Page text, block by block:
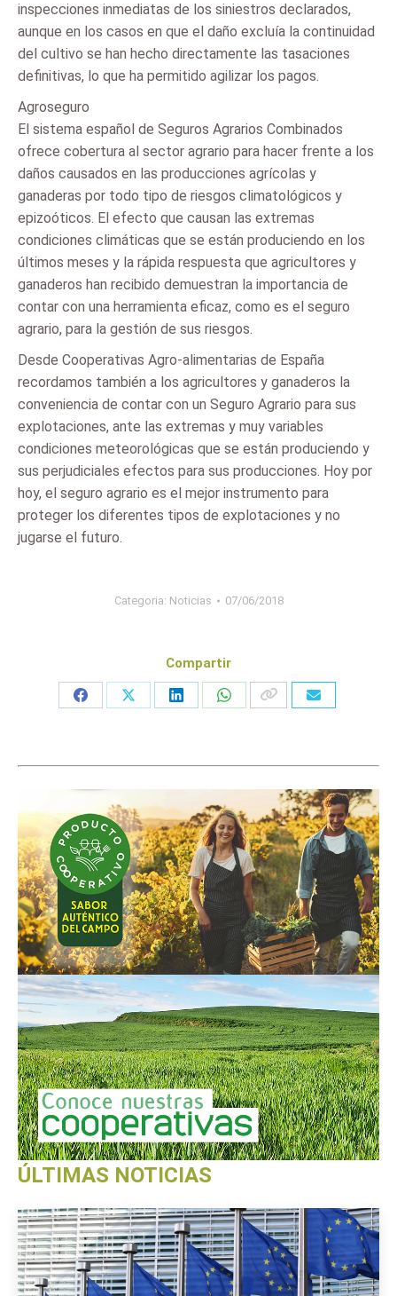
inspecciones inmediatas de los siniestros declarados,
aunque en los casos en que el daño excluía la continuidad
del cultivo se han hecho directamente las tasaciones
definitivas, lo que ha permitido agilizar los pagos.
Agroseguro
El sistema español de Seguros Agrarios Combinados
ofrece cobertura al sector agrario para hacer frente a los
daños causados en las producciones agrícolas y
ganaderas por todo tipo de riesgos climatológicos y
epizoóticos. El efecto que causan las extremas
condiciones climáticas que se están produciendo en los
últimos meses y la rápida respuesta que agricultores y
ganaderos han recibido demuestran la importancia de
contar con una herramienta eficaz, como es el seguro
agrario, para la gestión de sus riesgos.
Desde Cooperativas Agro-alimentarias de España
recordamos también a los agricultores y ganaderos la
conveniencia de contar con un Seguro Agrario para sus
explotaciones, ante las extremas y muy variables
condiciones meteorológicas que se están produciendo y
sus perjudiciales efectos para sus producciones. Hoy por
hoy, el seguro agrario es el mejor instrumento para
proteger los diferentes tipos de explotaciones y no
jugarse el futuro.
Categoria: Noticias 07/06/2018
Compartir
Share
Share
Share
Share
ÚLTIMAS NOTICIAS